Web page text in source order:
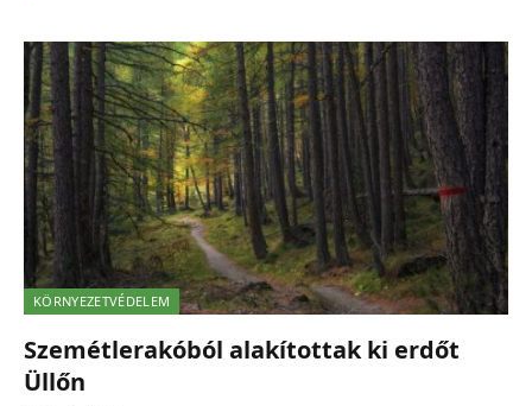
KÖRNYEZETVÉDELEM
Szemétlerakóból alakítottak ki erdőt
Üllőn